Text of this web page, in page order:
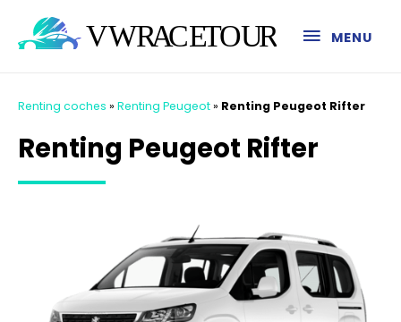
MENU
Renting coches » Renting Peugeot» Renting Peugeot Rifter
Renting Peugeot Rifter